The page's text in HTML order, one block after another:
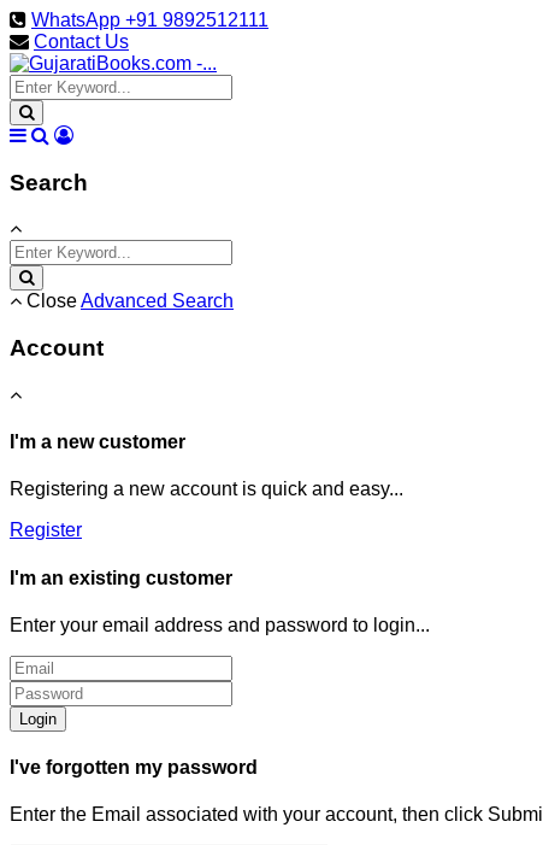
WhatsApp +91 9892512111
Contact Us
Search
CloseAdvanced Search
Account
I'm a new customer
Registering a new account is quick and easy...
Register
I'm an existing customer
Enter your email address and password to login...
Login
I've forgotten my password
Enter the Email associated with your account, then click